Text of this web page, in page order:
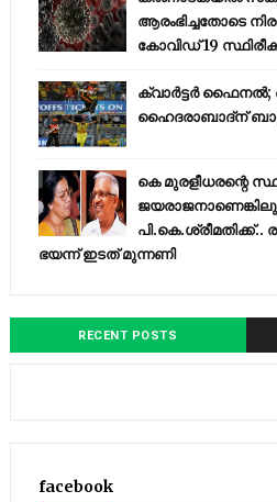
ആരംഭിച്ചതോടെ
കോവിഡ് 19
ക്വാർട്ടർ ഫൈനൽ;
ഹൈദരാബാദ്ന്
കെ മുരളീധരന്റെ
പി.കെ.ശ്രീമതിക്ക്..
ഭയന്ന്‌ ഇടത് മുന്നണി
RECENT POSTS
facebook